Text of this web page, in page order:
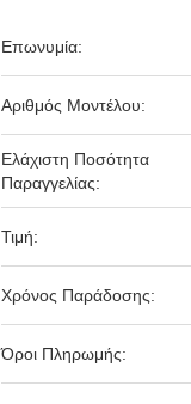
Επωνυμία:
Αριθμός Μοντέλου:
Ελάχιστη Ποσότητα
Παραγγελίας:
Τιμή:
Χρόνος Παράδοσης:
Όροι Πληρωμής: